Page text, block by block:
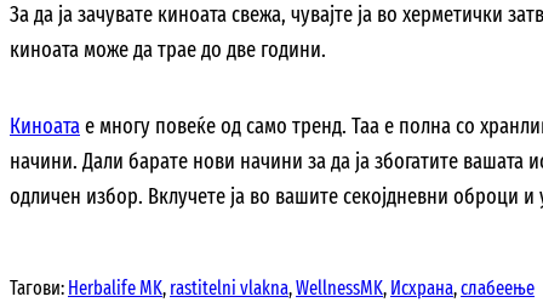
За да ја зачувате киноата свежа, чувајте ја во херметички
киноата може да трае до две години.
Киноатае многу повеќе од само тренд. Таа е полна со
начини. Дали барате нови начини за да ја збогатите
одличен избор. Вклучете ја во вашите секојдневни оброци
Тагови: Herbalife MK, rastitelni vlakna,WellnessMK, Исхрана,слабеење